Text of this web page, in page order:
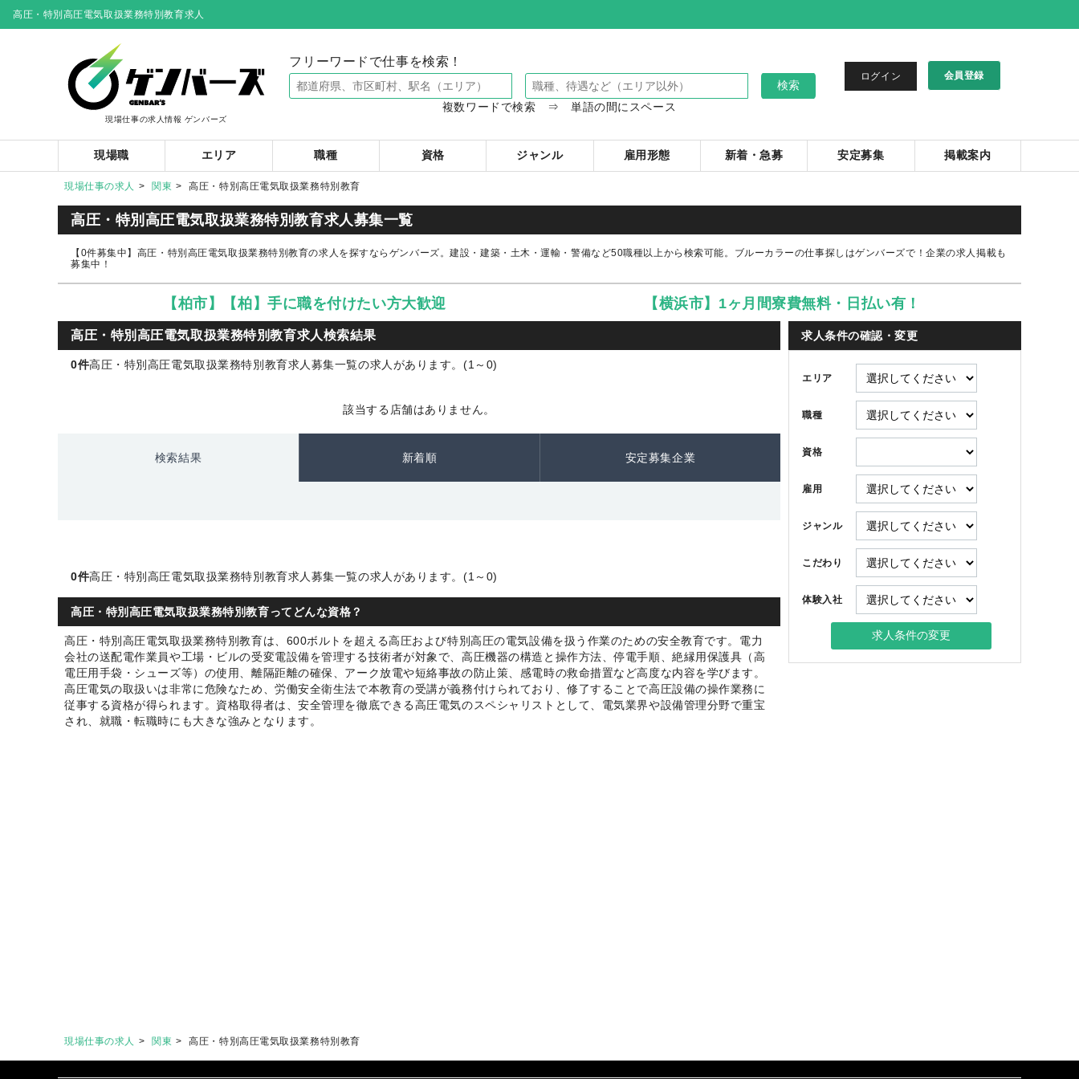
高圧・特別高圧電気取扱業務特別教育求人
現場仕事の求人情報 ゲンバーズ
フリーワードで仕事を検索！
複数ワードで検索 ⇒ 単語の間にスペース
ログイン 会員登録
現場職 エリア 職種 資格 ジャンル 雇用形態 新着・急募 安定募集 掲載案内
現場仕事の求人 関東 高圧・特別高圧電気取扱業務特別教育
高圧・特別高圧電気取扱業務特別教育求人募集一覧
【0件募集中】高圧・特別高圧電気取扱業務特別教育の求人を探すならゲンバーズ。建設・建築・土木・運輸・警備など50職種以上から検索可能。ブルーカラーの仕事探しはゲンバーズで！企業の求人掲載も
募集中！
【柏市】【柏】手に職を付けたい方大歓迎 【横浜市】1ヶ月間寮費無料・日払い有！
高圧・特別高圧電気取扱業務特別教育求人検索結果
0件高圧・特別高圧電気取扱業務特別教育求人募集一覧の求人があります。(1～0)
該当する店舗はありません。
検索結果 新着順 安定募集企業
0件高圧・特別高圧電気取扱業務特別教育求人募集一覧の求人があります。(1～0)
高圧・特別高圧電気取扱業務特別教育ってどんな資格？
高圧・特別高圧電気取扱業務特別教育は、600ボルトを超える高圧および特別高圧の電気設備を扱う作業のための安全教育です。電力
会社の送配電作業員や工場・ビルの受変電設備を管理する技術者が対象で、高圧機器の構造と操作方法、停電手順、絶縁用保護具（高
電圧用手袋・シューズ等）の使用、離隔距離の確保、アーク放電や短絡事故の防止策、感電時の救命措置など高度な内容を学びます。
高圧電気の取扱いは非常に危険なため、労働安全衛生法で本教育の受講が義務付けられており、修了することで高圧設備の操作業務に
従事する資格が得られます。資格取得者は、安全管理を徹底できる高圧電気のスペシャリストとして、電気業界や設備管理分野で重宝
され、就職・転職時にも大きな強みとなります。
求人条件の確認・変更
エリア
職種
資格
雇用
ジャンル
こだわり
体験入社
現場仕事の求人 関東 高圧・特別高圧電気取扱業務特別教育